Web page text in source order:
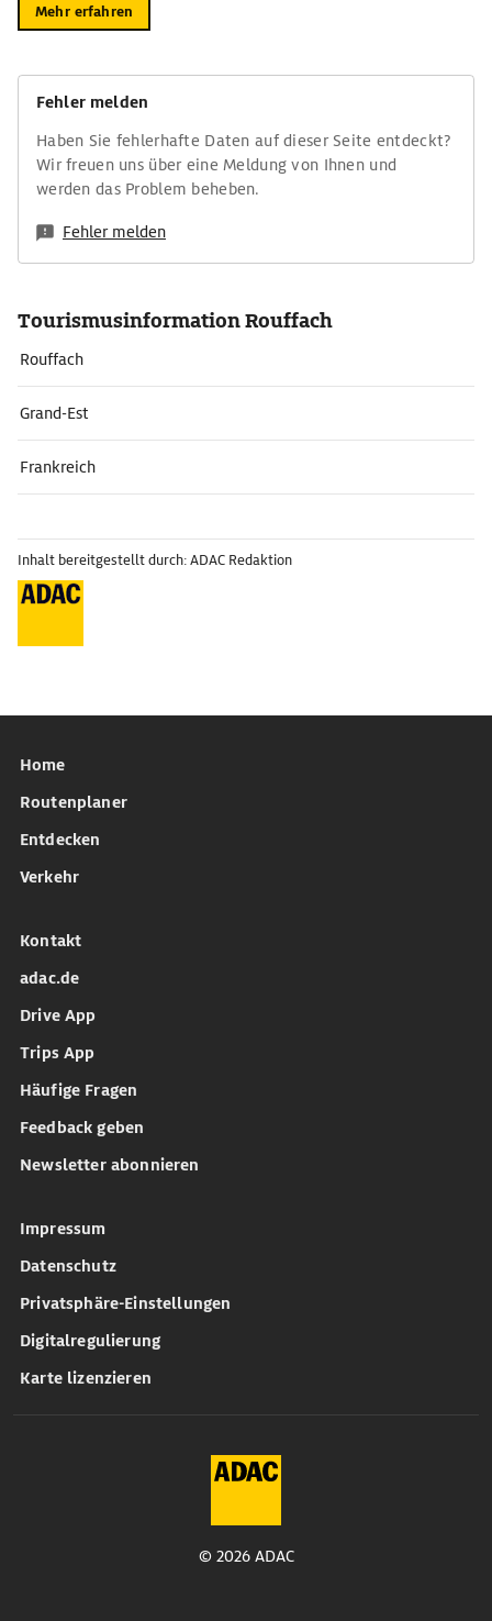
Mehr erfahren
Fehler melden
Haben Sie fehlerhafte Daten auf dieser Seite entdeckt?
Wir freuen uns über eine Meldung von Ihnen und
werden das Problem beheben.
Fehler melden
Tourismusinformation Rouffach
Rouffach
Grand-Est
Frankreich
Inhalt bereitgestellt durch: ADAC Redaktion
Home
Routenplaner
Entdecken
Verkehr
Kontakt
adac.de
Drive App
Trips App
Häufige Fragen
Feedback geben
Newsletter abonnieren
Impressum
Datenschutz
Privatsphäre-Einstellungen
Digitalregulierung
Karte lizenzieren
© 2026 ADAC